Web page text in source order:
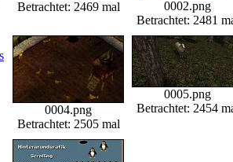
Betrachtet: 2469 mal
0002.png
Betrachtet: 2481
0004.png
Betrachtet: 2505 mal
0005.png
Betrachtet: 2454